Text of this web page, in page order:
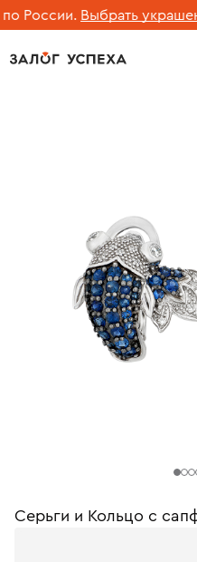
России. Выбрать
Серьги и Кольцо с